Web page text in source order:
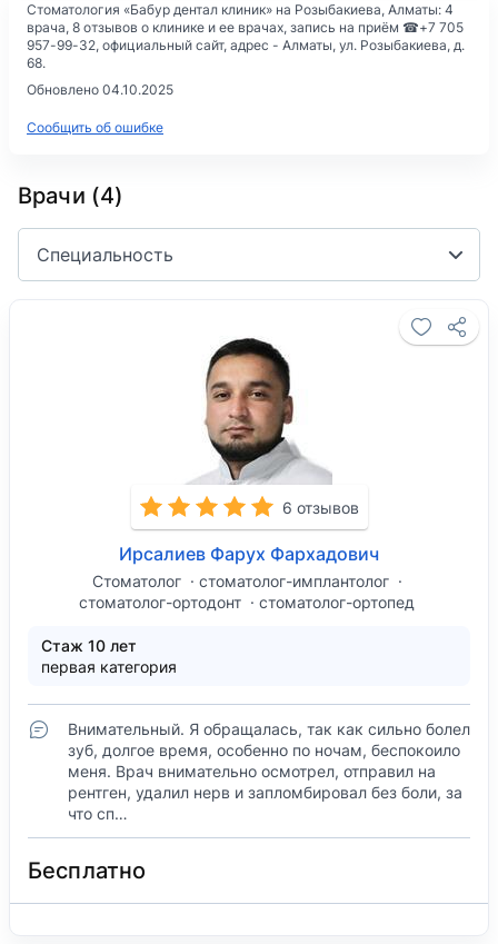
Стоматология «Бабур дентал клиник» на Розыбакиева, Алматы: 4
врача, 8 отзывов о клинике и ее врачах, запись на приём ☎+7 705
957-99-32, официальный сайт, адрес - Алматы, ул. Розыбакиева, д.
68.
Обновлено 04.10.2025
Сообщить об ошибке
Врачи (4)
Специальность
6 отзывов
Ирсалиев Фарух Фархадович
Стоматолог
стоматолог-имплантолог
стоматолог-ортодонт
стоматолог-ортопед
Стаж 10 лет
первая категория
Внимательный. Я обращалась, так как сильно болел
зуб, долгое время, особенно по ночам, беспокоило
меня. Врач внимательно осмотрел, отправил на
рентген, удалил нерв и запломбировал без боли, за
что сп…
Бесплатно